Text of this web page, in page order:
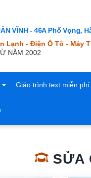
VĨNH - 46A Phố Vọng,
Lạnh - Điện Ô Tô - Máy
NĂM 2002
Giáo trình text miễn phí
SỬA